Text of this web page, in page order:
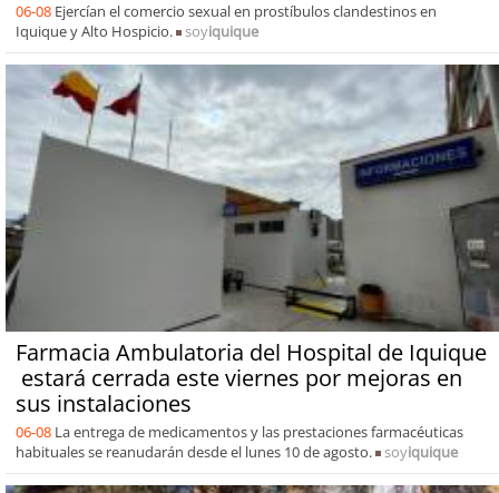
06-08 Ejercían el comercio sexual en prostíbulos clandestinos en
Iquique y Alto Hospicio.
soyiquique
Farmacia Ambulatoria del Hospital de Iquique
estará cerrada este viernes por mejoras en
sus instalaciones
06-08 La entrega de medicamentos y las prestaciones farmacéuticas
habituales se reanudarán desde el lunes 10 de agosto.
soyiquique